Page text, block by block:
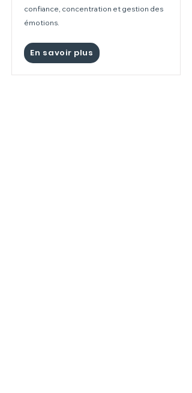
confiance, concentration et gestion des
émotions.
En savoir plus